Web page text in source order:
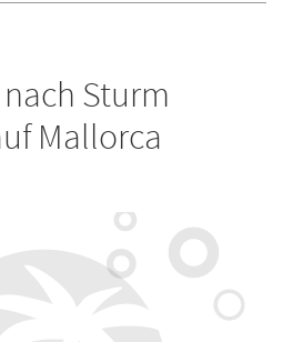
Sturm
Mallorca